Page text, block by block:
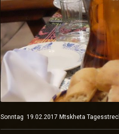
Sonntag 19.02.2017 Mtskheta